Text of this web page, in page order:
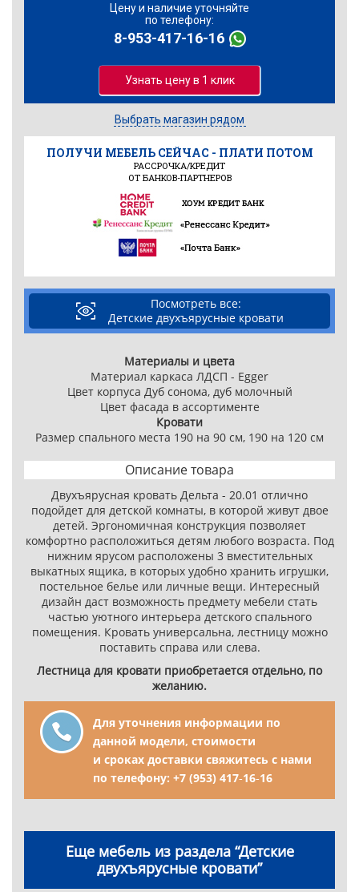
Цену и наличие уточняйте
по телефону:
8-953-417-16-16
Узнать цену в 1 клик
Выбрать магазин рядом
ПОЛУЧИ МЕБЕЛЬ СЕЙЧАС - ПЛАТИ ПОТОМ
РАССРОЧКА/КРЕДИТ
ОТ БАНКОВ-ПАРТНЕРОВ
Посмотреть все:
Детские двухъярусные кровати
Материалы и цвета
Материал каркаса ЛДСП - Egger
Цвет корпуса Дуб сонома, дуб молочный
Цвет фасада в ассортименте
Кровати
Размер спального места 190 на 90 см, 190 на 120 см
Описание товара
Двухъярусная кровать Дельта - 20.01 отлично
подойдет для детской комнаты, в которой живут двое
детей. Эргономичная конструкция позволяет
комфортно расположиться детям любого возраста. Под
нижним ярусом расположены 3 вместительных
выкатных ящика, в которых удобно хранить игрушки,
постельное белье или личные вещи. Интересный
дизайн даст возможность предмету мебели стать
частью уютного интерьера детского спального
помещения. Кровать универсальна, лестницу можно
поставить справа или слева.
Лестница для кровати приобретается отдельно, по
желанию.
Для уточнения информации по
данной модели, стоимости
и сроках доставки свяжитесь с нами
по телефону: +7 (953) 417‑16‑16
Еще мебель из раздела “Детские
двухъярусные кровати”